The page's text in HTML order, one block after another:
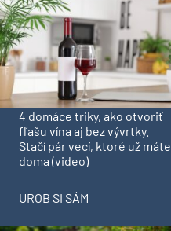
4 domáce triky, ako otvoriť
fľašu vína aj bez vývrtky.
Stačí pár vecí, ktoré už máte
doma (video)
UROB SI SÁM